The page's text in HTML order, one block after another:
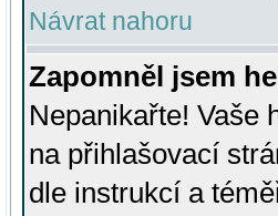
Návrat nahoru
Zapomněl jsem
Nepanikařte! Vaše
na přihlašovací
dle instrukcí a